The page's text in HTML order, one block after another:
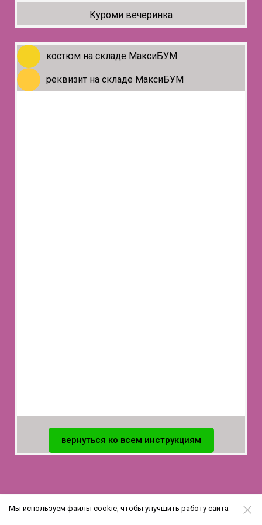
Куроми вечеринка
костюм на складе МаксиБУМ
реквизит на складе МаксиБУМ
вернуться ко всем инструкциям
Мы используем файлы cookie, чтобы улучшить работу сайта